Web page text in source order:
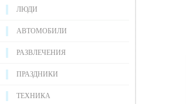
ЛЮДИ
АВТОМОБИЛИ
РАЗВЛЕЧЕНИЯ
ПРАЗДНИКИ
ТЕХНИКА